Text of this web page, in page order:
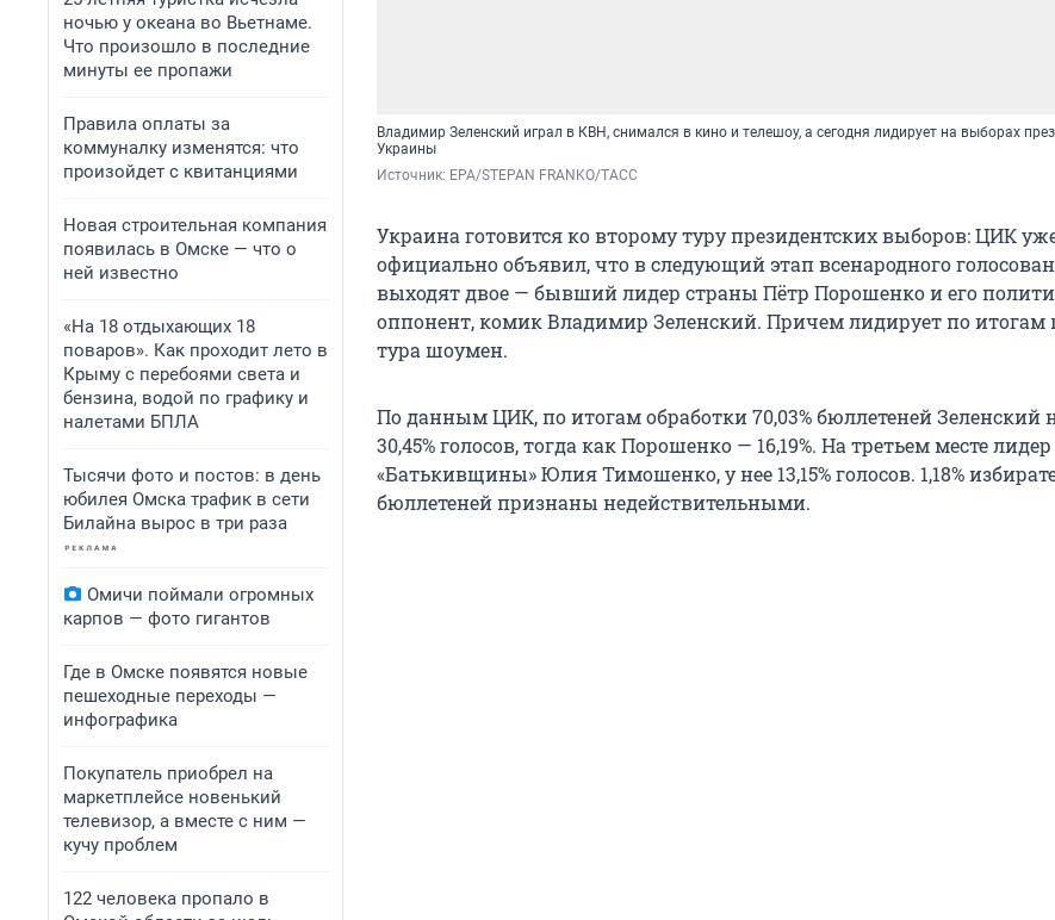
ночью у океана во Вьетнаме.
Что произошло в последние
минуты ее пропажи
Правила оплаты за
коммуналку изменятся: что
произойдет с квитанциями
Новая строительная компания
появилась в Омске — что о
ней известно
«На 18 отдыхающих 18
поваров». Как проходит лето в
Крыму с перебоями света и
бензина, водой по графику и
налетами БПЛА
Тысячи фото и постов: в день
юбилея Омска трафик в сети
Билайна вырос в три раза
Омичи поймали огромных
карпов — фото гигантов
Где в Омске появятся новые
пешеходные переходы —
инфографика
Покупатель приобрел на
маркетплейсе новенький
телевизор, а вместе с ним —
кучу проблем
122 человека пропало в
Владимир Зеленский играл в КВН, снимался в кино и телешоу, а сегодня лидирует на выборах
Украины
Источник: EPA/STEPAN FRANKO/ТАСС
Украина готовится ко второму туру президентских выборов: ЦИК
официально объявил, что в следующий этап всенародного
выходят двое — бывший лидер страны Пётр Порошенко и его
оппонент, комик Владимир Зеленский. Причем лидирует по итогам
тура шоумен.
По данным ЦИК, по итогам обработки 70,03% бюллетеней Зеленский
30,45% голосов, тогда как Порошенко — 16,19%. На третьем месте лидер
«Батькивщины» Юлия Тимошенко, у нее 13,15% голосов. 1,18%
бюллетеней признаны недействительными.